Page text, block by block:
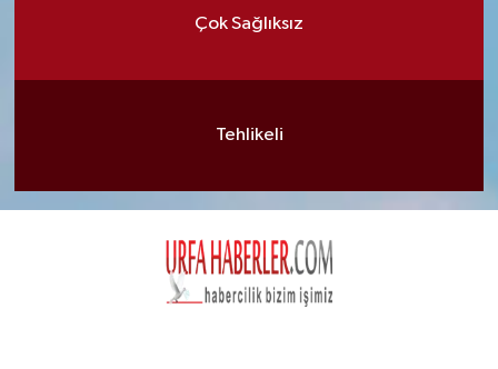
Çok Sağlıksız
Tehlikeli